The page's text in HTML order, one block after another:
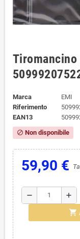
Tiromancino
Marca
EMI
Riferimento
EAN13
block Non disponibile
59,90 €
remove add
shopping_cart